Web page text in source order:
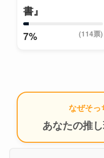
書』
7% (114票)
なぜそっ
あなたの推